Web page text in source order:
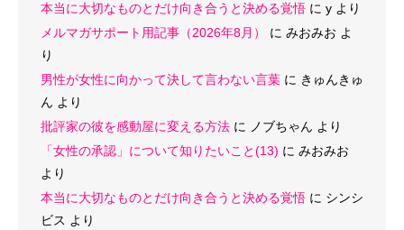
本当に大切なものとだけ向き合うと決める覚悟 に y より
メルマガサポート用記事（2026年8月）
に みおみお よ
り
男性が女性に向かって決して言わない言葉 に きゅんきゅ
ん より
批評家の彼を感動屋に変える方法 に ノブちゃん より
「女性の承認」について知りたいこと(13) に みおみお
より
本当に大切なものとだけ向き合うと決める覚悟 に シンシ
ビス より